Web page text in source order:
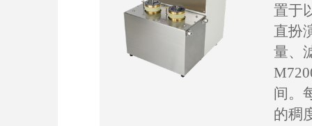
置于
直扮
量、
间。
的稠